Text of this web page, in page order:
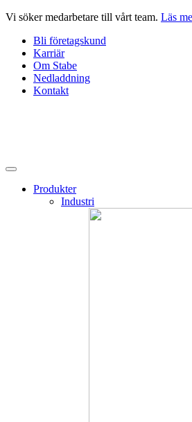
Hoppa
innehåll
Vi söker medarbetare till vårt team. Läs
Bli företagskund
Karriär
Om Stabe
Nedladdning
Kontakt
Produkter
Industri